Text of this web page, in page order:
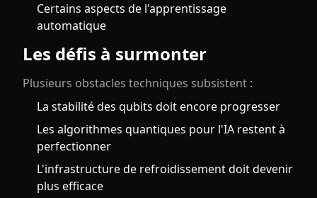
Certains aspects de l'apprentissage
automatique
Les défis à surmonter
Plusieurs obstacles techniques subsistent :
La stabilité des qubits doit encore progresser
Les algorithmes quantiques pour l'IA restent à
perfectionner
L'infrastructure de refroidissement doit devenir
plus efficace